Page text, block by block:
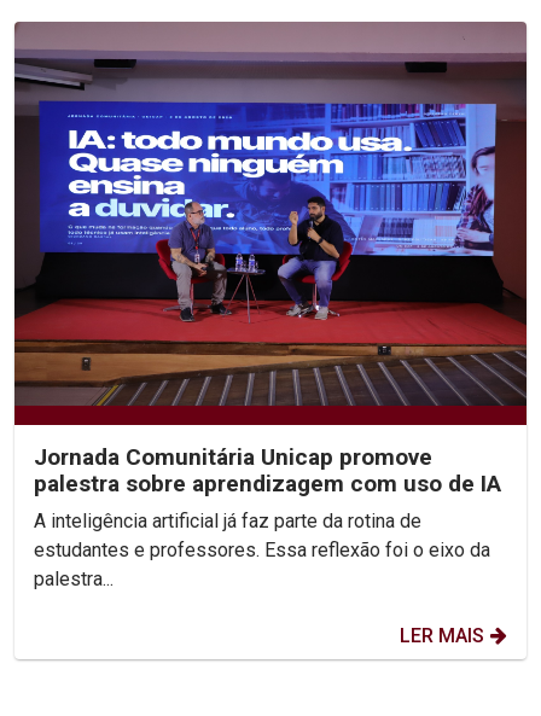
Jornada Comunitária Unicap promove
palestra sobre aprendizagem com uso de IA
A inteligência artificial já faz parte da rotina de
estudantes e professores. Essa reflexão foi o eixo da
palestra...
LER MAIS